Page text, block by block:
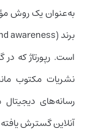
به‌عنوان یک روش
است. رپورتاژ که
نشریات مکتوب
رسانه‌های
آنلاین گسترش